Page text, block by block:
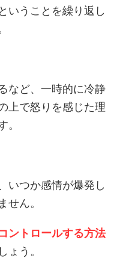
いうことを繰り返し
など、一時的に冷静
上で怒りを感じた理
。
いつか感情が爆発し
せん。
ントロールする方法
ょう。